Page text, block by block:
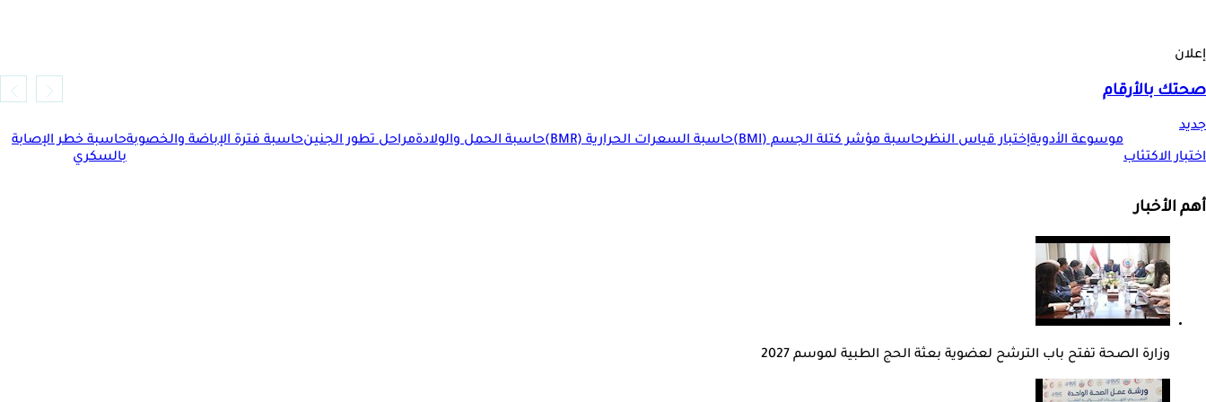
إعلان
صحتك بالأرقام
جديد
اختبار الاكتئاب
موسوعة الأدويةإختبار قياس النظرحاسبة مؤشر كتلة الجسم (BMI) حاسبة السعرات الحرارية (BMR) حاسبة الحمل والولادةمراحل تطور الجنينحاسبة فترة الإباضة والخصوبةحاسبة خطر الإصابة
بالسكري
أهم الأخبار
وزارة الصحة تفتح باب الترشح لعضوية بعثة الحج الطبية لموسم 2027